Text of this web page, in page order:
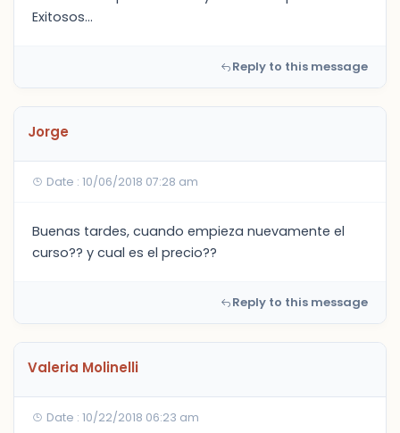
Exitosos...
Reply to this message
Jorge
Date : 10/06/2018 07:28 am
Buenas tardes, cuando empieza nuevamente el
curso?? y cual es el precio??
Reply to this message
Valeria Molinelli
Date : 10/22/2018 06:23 am